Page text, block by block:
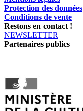
Protection des données
Conditions de vente
Restons en contact !
NEWSLETTER
Partenaires publics